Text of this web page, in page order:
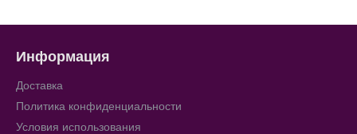
Информация
Доставка
Политика конфиденциальности
Условия использования